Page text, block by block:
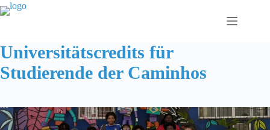
Zum
Inhalt
Universitätscredits für
Studierende der Caminhos